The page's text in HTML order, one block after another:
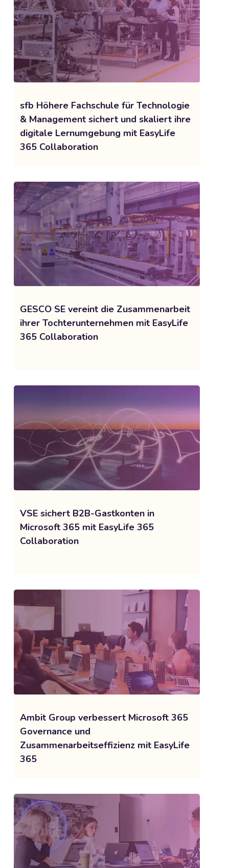
sfb Höhere Fachschule für Technologie
& Management sichert und skaliert ihre
digitale Lernumgebung mit EasyLife
365 Collaboration
GESCO SE vereint die Zusammenarbeit
ihrer Tochterunternehmen mit EasyLife
365 Collaboration
VSE sichert B2B-Gastkonten in
Microsoft 365 mit EasyLife 365
Collaboration
Ambit Group verbessert Microsoft 365
Governance und
Zusammenarbeitseffizienz mit EasyLife
365